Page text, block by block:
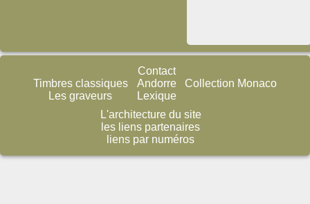
Timbres classiques
Les graveurs
Contact
Andorre
Lexique
Collection Monaco
L'architecture du site
les liens partenaires
liens par numéros